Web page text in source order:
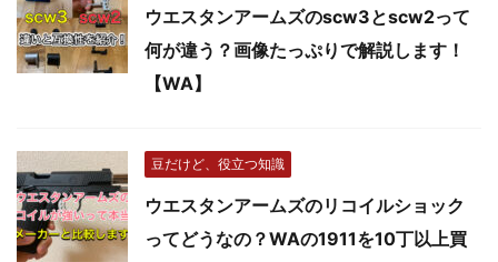
ウエスタンアームズのscw3とscw2って
何が違う？画像たっぷりで解説します！
【WA】
豆だけど、役立つ知識
ウエスタンアームズのリコイルショック
ってどうなの？WAの1911を10丁以上買